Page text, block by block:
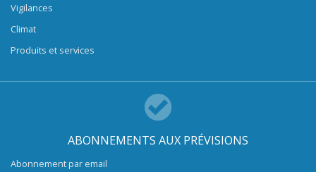
Vigilances
Climat
Produits et services
ABONNEMENTS AUX PRÉVISIONS
Abonnement par email